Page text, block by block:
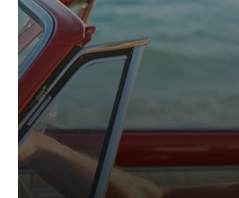
20 novembre 2025